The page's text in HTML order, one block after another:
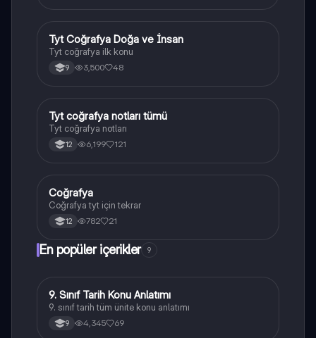
Coğrafya
Tyt Coğrafya Doğa ve İnsan
Tyt coğrafya ilk konu
9 3,500 48
Coğrafya
Tyt coğrafya notları tümü
Tyt coğrafya notları
12 6,199 121
Coğrafya
Coğrafya
Coğrafya tyt için tekrar
12 782 21
En popüler içerikler 9
Tarih
9. Sınıf Tarih Konu Anlatımı
9. sınıf tarih tüm ünite konu anlatımı
9 4,345 69